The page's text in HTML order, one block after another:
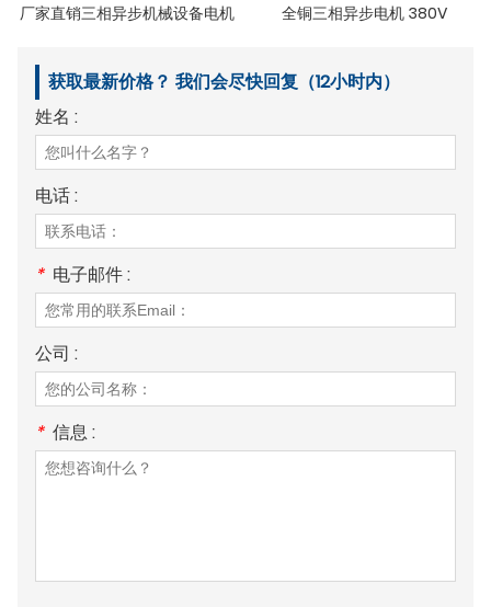
厂家直销三相异步机械设备电机 全铜三相异步电机 380V
获取最新价格？ 我们会尽快回复（12小时内）
姓名 :
电话 :
* 电子邮件 :
公司 :
* 信息 :